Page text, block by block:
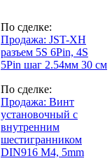
По сделке:
Продажа: JST-XH
разъем 5S 6Pin, 4S
5Pin шаг 2.54мм 30 см
По сделке:
Продажа: Винт
установочный с
внутренним
шестигранником
DIN916 M4, 5mm